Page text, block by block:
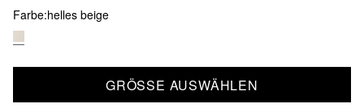
Farbe:helles beige
GRÖSSE AUSWÄHLEN